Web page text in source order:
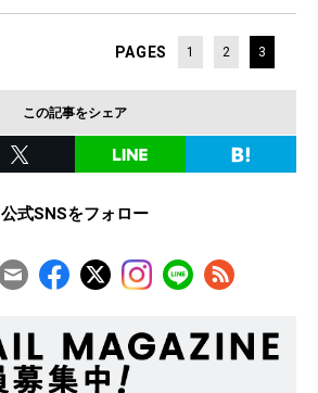
PAGES 1 2 3
この記事をシェア
公式SNSをフォロー